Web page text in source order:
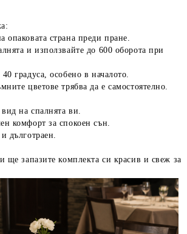
опаковата страна преди пране.
и използвайте до 600 оборота при
градуса, особено в началото.
цветове трябва да е самостоятелно.
на спалнята ви.
комфорт за спокоен сън.
дълготраен.
ще запазите комплекта си красив и свеж за